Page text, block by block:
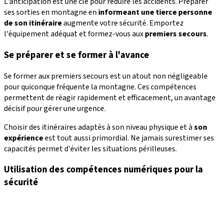
ses sorties en montagne en informeant une tierce personne
de son itinéraireaugmente votre sécurité. Emportez
l'équipement adéquat et formez-vous auxpremiers secours.
Se préparer et se former à l'avance
Se former aux premiers secours est un atout non négligeable
pour quiconque fréquente la montagne. Ces compétences
permettent de réagir rapidement et efficacement, un avantage
décisif pour gérer une urgence.
Choisir des itinéraires adaptés à son niveau physique et àson
expérienceest tout aussi primordial. Ne jamais surestimer ses
capacités permet d'éviter les situations périlleuses.
Utilisation des compétences numériques pour la
sécurité